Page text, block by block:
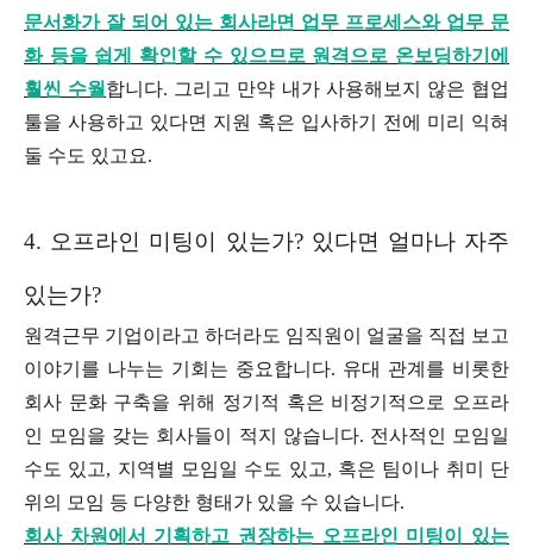
문서화가 잘 되어 있는 회사라면 업무 프로세스와 업무 문
화 등을 쉽게 확인할 수 있으므로 원격으로 온보딩하기에
훨씬 수월 합니다. 그리고 만약 내가 사용해보지 않은 협업
툴을 사용하고 있다면 지원 혹은 입사하기 전에 미리 익혀
둘 수도 있고요.
4. 오프라인 미팅이 있는가? 있다면 얼마나 자주
있는가?
원격근무 기업이라고 하더라도 임직원이 얼굴을 직접 보고
이야기를 나누는 기회는 중요합니다. 유대 관계를 비롯한
회사 문화 구축을 위해 정기적 혹은 비정기적으로 오프라
인 모임을 갖는 회사들이 적지 않습니다. 전사적인 모임일
수도 있고, 지역별 모임일 수도 있고, 혹은 팀이나 취미 단
위의 모임 등 다양한 형태가 있을 수 있습니다.
회사 차원에서 기획하고 권장하는 오프라인 미팅이 있는